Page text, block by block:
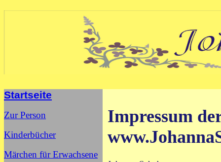
Startseite
Zur Person
Kinderbücher
Märchen für Erwachsene
Impressum